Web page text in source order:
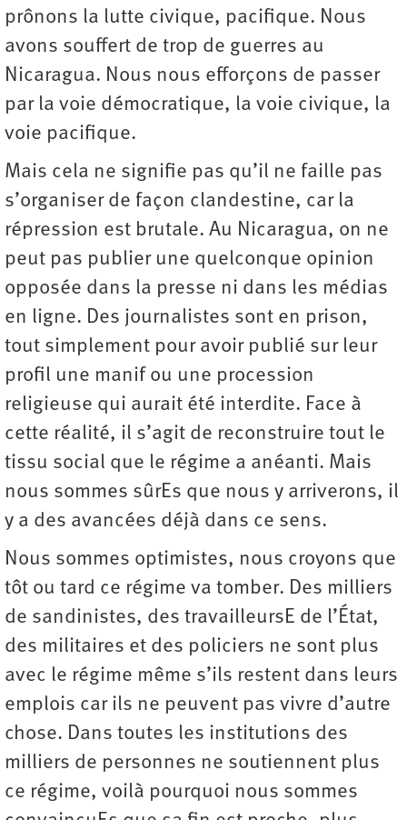
prônons la lutte civique, pacifique. Nous
avons souffert de trop de guerres au
Nicaragua. Nous nous efforçons de passer
par la voie démocratique, la voie civique, la
voie pacifique.
Mais cela ne signifie pas qu’il ne faille pas
s’organiser de façon clandestine, car la
répression est brutale. Au Nicaragua, on ne
peut pas publier une quelconque opinion
opposée dans la presse ni dans les médias
en ligne. Des journalistes sont en prison,
tout simplement pour avoir publié sur leur
profil une manif ou une procession
religieuse qui aurait été interdite. Face à
cette réalité, il s’agit de reconstruire tout le
tissu social que le régime a anéanti. Mais
nous sommes sûrEs que nous y arriverons, il
y a des avancées déjà dans ce sens.
Nous sommes optimistes, nous croyons que
tôt ou tard ce régime va tomber. Des milliers
de sandinistes, des travailleursE de l’État,
des militaires et des policiers ne sont plus
avec le régime même s’ils restent dans leurs
emplois car ils ne peuvent pas vivre d’autre
chose. Dans toutes les institutions des
milliers de personnes ne soutiennent plus
ce régime, voilà pourquoi nous sommes